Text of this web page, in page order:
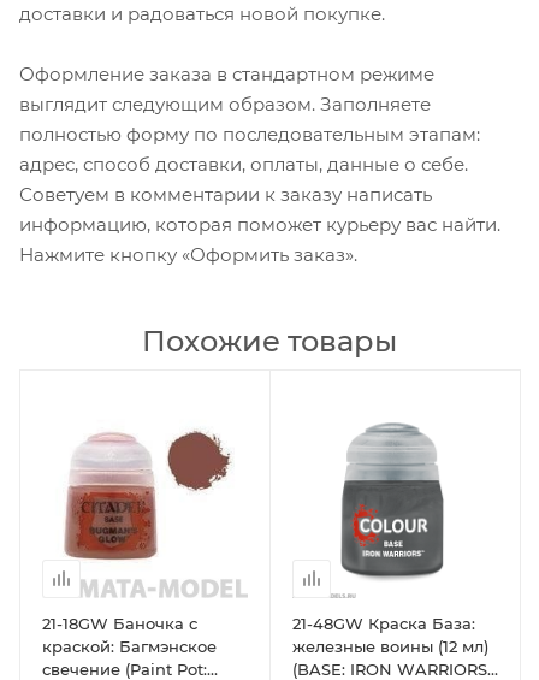
доставки и радоваться новой покупке.
Оформление заказа в стандартном режиме
выглядит следующим образом. Заполняете
полностью форму по последовательным этапам:
адрес, способ доставки, оплаты, данные о себе.
Советуем в комментарии к заказу написать
информацию, которая поможет курьеру вас найти.
Нажмите кнопку «Оформить заказ».
Похожие товары
21-18GW Баночка с
краской: Багмэнское
свечение (Paint Pot:
21-48GW Краска База:
железные воины (12 мл)
(BASE: IRON WARRIORS